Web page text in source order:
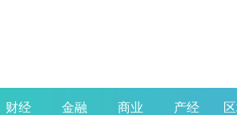
财经 金融 商业 产经